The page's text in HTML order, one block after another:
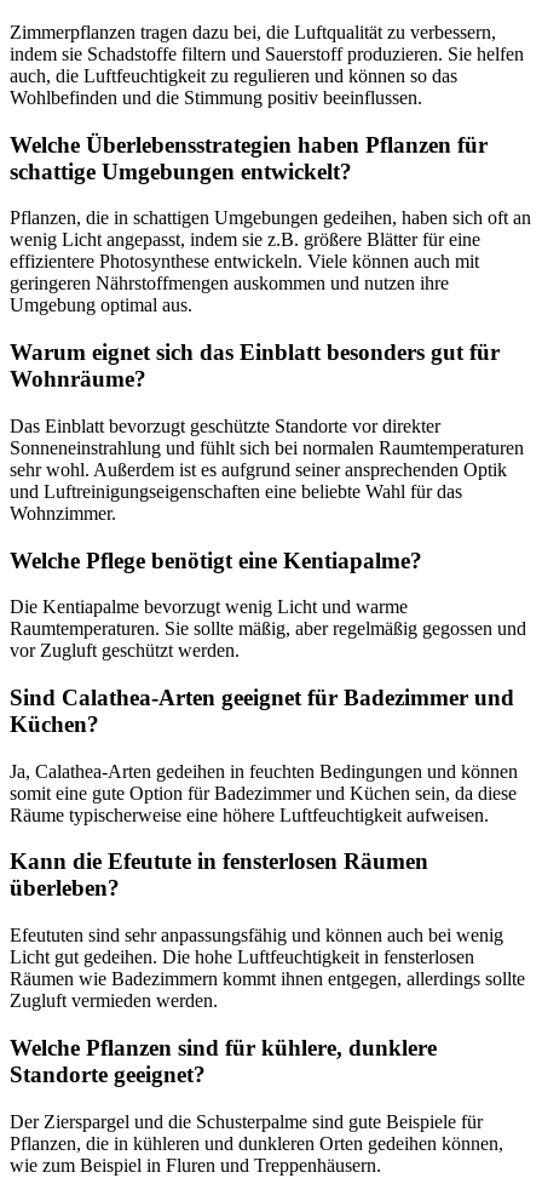
Zimmerpflanzen tragen dazu bei, die Luftqualität zu verbessern,
indem sie Schadstoffe filtern und Sauerstoff produzieren. Sie helfen
auch, die Luftfeuchtigkeit zu regulieren und können so das
Wohlbefinden und die Stimmung positiv beeinflussen.
Welche Überlebensstrategien haben Pflanzen für
schattige Umgebungen entwickelt?
Pflanzen, die in schattigen Umgebungen gedeihen, haben sich oft an
wenig Licht angepasst, indem sie z.B. größere Blätter für eine
effizientere Photosynthese entwickeln. Viele können auch mit
geringeren Nährstoffmengen auskommen und nutzen ihre
Umgebung optimal aus.
Warum eignet sich das Einblatt besonders gut für
Wohnräume?
Das Einblatt bevorzugt geschützte Standorte vor direkter
Sonneneinstrahlung und fühlt sich bei normalen Raumtemperaturen
sehr wohl. Außerdem ist es aufgrund seiner ansprechenden Optik
und Luftreinigungseigenschaften eine beliebte Wahl für das
Wohnzimmer.
Welche Pflege benötigt eine Kentiapalme?
Die Kentiapalme bevorzugt wenig Licht und warme
Raumtemperaturen. Sie sollte mäßig, aber regelmäßig gegossen und
vor Zugluft geschützt werden.
Sind Calathea-Arten geeignet für Badezimmer und
Küchen?
Ja, Calathea-Arten gedeihen in feuchten Bedingungen und können
somit eine gute Option für Badezimmer und Küchen sein, da diese
Räume typischerweise eine höhere Luftfeuchtigkeit aufweisen.
Kann die Efeutute in fensterlosen Räumen
überleben?
Efeututen sind sehr anpassungsfähig und können auch bei wenig
Licht gut gedeihen. Die hohe Luftfeuchtigkeit in fensterlosen
Räumen wie Badezimmern kommt ihnen entgegen, allerdings sollte
Zugluft vermieden werden.
Welche Pflanzen sind für kühlere, dunklere
Standorte geeignet?
Der Zierspargel und die Schusterpalme sind gute Beispiele für
Pflanzen, die in kühleren und dunkleren Orten gedeihen können,
wie zum Beispiel in Fluren und Treppenhäusern.